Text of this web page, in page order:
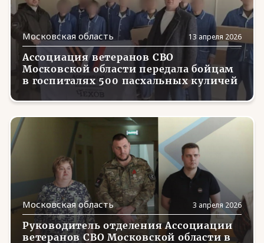
Московская область 13 апреля 2026
Ассоциация ветеранов СВО
Московской области передала бойцам
в госпиталях 500 пасхальных куличей
Московская область 3 апреля 2026
Руководитель отделения Ассоциации
ветеранов СВО Московской области в